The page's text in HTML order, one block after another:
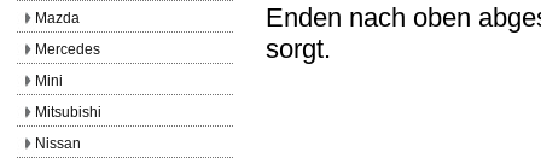
Enden nach oben
sorgt.
Mazda
Mercedes
Mini
Mitsubishi
Nissan